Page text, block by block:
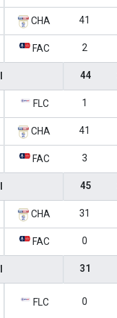
CHA 41
FAC 2
44
FLC 1
CHA 41
FAC 3
45
CHA 31
FAC 0
31
FLC 0